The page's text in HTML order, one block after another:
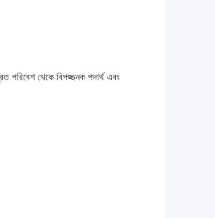
পরিবেশ থেকে বিপজ্জনক পদার্থ এবং